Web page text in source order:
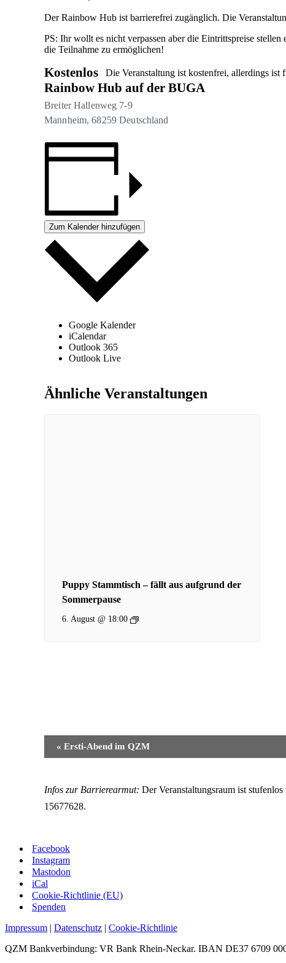
Der Rainbow Hub ist barrierefrei zugänglich. Die
PS: Ihr wollt es nicht verpassen aber die Eintrittspreise
die Teilnahme zu ermöglichen!
Kostenlos Die Veranstaltung ist kostenfrei, allerdings
Rainbow Hub auf der BUGA
Breiter Hallenweg 7-9
Mannheim, 68259 Deutschland
Zum Kalender hinzufügen
Google Kalender
iCalendar
Outlook 365
Outlook Live
Ähnliche Veranstaltungen
Puppy Stammtisch – fällt aus aufgrund der
Sommerpause
6. August @ 18:00
Veranstaltung-
Navigation
« Ersti-Abend im QZM
Infos zur Barrierearmut: Der Veranstaltungsraum ist
15677628.
Facebook
Instagram
Mastodon
iCal
Cookie-Richtlinie (EU)
Spenden
Impressum | Datenschutz | Cookie-Richtlinie
QZM Bankverbindung: VR Bank Rhein-Neckar. IBAN DE37 6709